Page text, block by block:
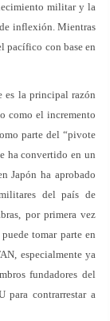
militar y la
inflexión. Mientras
pacífico con base en
es la principal razón
como el incremento
parte del “pivote
ha convertido en un
Japón ha aprobado
del país de
por primera vez
tomar parte en
especialmente ya
fundadores del
para contrarrestar a